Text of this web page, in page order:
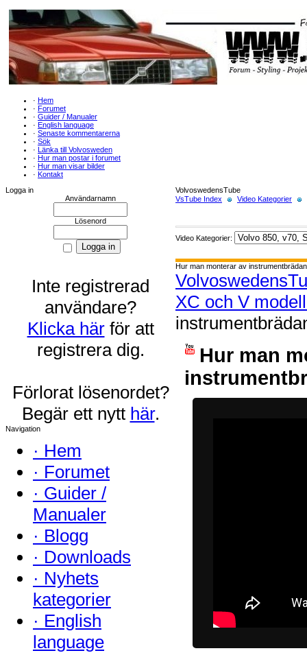
· Hem
· Forumet
· Guider / Manualer
· English language
· Senaste kommentarerna
· Sök
· Länka till Volvosweden
· Hur man postar i forumet
· Hur man visar bilder
· Kontakt
Logga in
Användarnamn
Lösenord
Inte registrerad
användare?
Klicka härför att
registrera dig.
Förlorat lösenordet?
Begär ett nytt här.
Navigation
· Hem
· Forumet
· Guider /
Manualer
· Blogg
· Downloads
· Nyhets
kategorier
· English
language
VolvoswedensTube
VsTube Index
Video Kategorier
Video Kategorier:
Hur man monterar av
XC och V
Hur man